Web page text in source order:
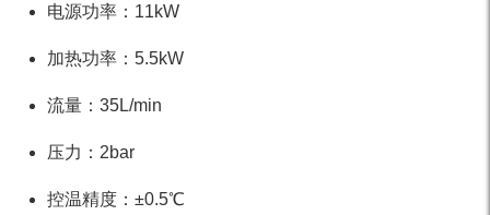
电源功率：11kW
加热功率：5.5kW
流量：35L/min
压力：2bar
控温精度：±0.5℃